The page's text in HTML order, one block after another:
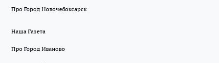
Про Город Новочебоксарск
Наша Газета
Про Город Иваново